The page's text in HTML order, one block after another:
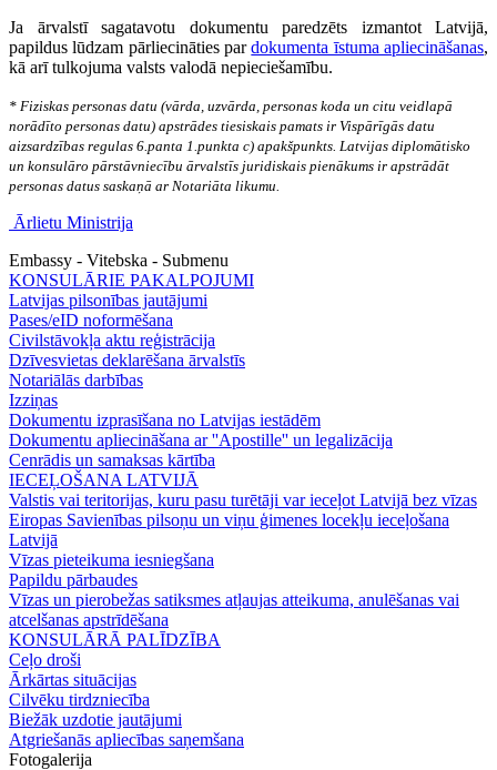
Ja ārvalstī sagatavotu dokumentu paredzēts izmantot Latvijā,
papildus lūdzam pārliecināties pardokumenta īstuma apliecināšanas,
kā arī tulkojuma valsts valodā nepieciešamību.
* Fiziskas personas datu (vārda, uzvārda, personas koda un citu veidlapā
norādīto personas datu) apstrādes tiesiskais pamats ir Vispārīgās datu
aizsardzības regulas 6.panta 1.punkta c) apakšpunkts. Latvijas diplomātisko
un konsulāro pārstāvniecību ārvalstīs juridiskais pienākums ir apstrādāt
personas datus saskaņā ar Notariāta likumu.
Ārlietu Ministrija
Embassy - Vitebska - Submenu
KONSULĀRIE PAKALPOJUMI
Latvijas pilsonības jautājumi
Pases/eID noformēšana
Civilstāvokļa aktu reģistrācija
Dzīvesvietas deklarēšana ārvalstīs
Notariālās darbības
Izziņas
Dokumentu izprasīšana no Latvijas iestādēm
Dokumentu apliecināšana ar ''Apostille'' un legalizācija
Cenrādis un samaksas kārtība
IECEĻOŠANA LATVIJĀ
Valstis vai teritorijas, kuru pasu turētāji var ieceļot Latvijā bez vīzas
Eiropas Savienības pilsoņu un viņu ģimenes locekļu ieceļošana
Latvijā
Vīzas pieteikuma iesniegšana
Papildu pārbaudes
Vīzas un pierobežas satiksmes atļaujas atteikuma, anulēšanas vai
atcelšanas apstrīdēšana
KONSULĀRĀ PALĪDZĪBA
Ceļo droši
Ārkārtas situācijas
Cilvēku tirdzniecība
Biežāk uzdotie jautājumi
Atgriešanās apliecības saņemšana
Fotogalerija